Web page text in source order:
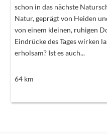
schon in das nächste
Natur, geprägt von Heiden
von einem kleinen, ruhigen
Eindrücke des Tages wirken
erholsam? Ist es auch...
64km